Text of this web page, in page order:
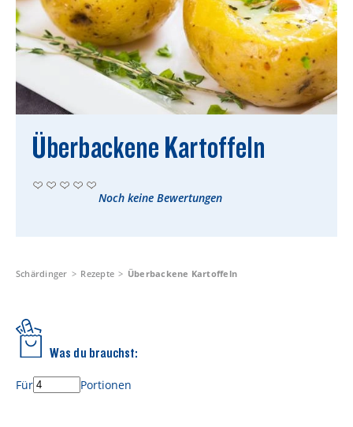
Fruchtjoghurt & Drinks
Desserts
Bergbauern Produkte
Vegane Produkte
Rezepte
Schärdinger Käseakademie
Überbackene Kartoffeln
Noch keine Bewertungen
Schärdinger Rezepte Überbackene Kartoffeln
Was du brauchst:
Für Portionen